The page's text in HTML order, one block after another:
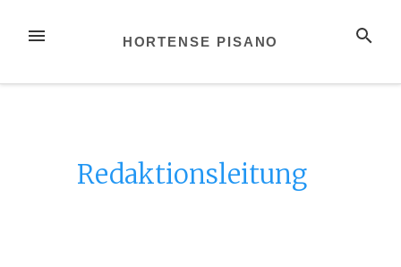
InhaltMENÜ SUCHE
HORTENSE PISANO
Redaktionsleitung